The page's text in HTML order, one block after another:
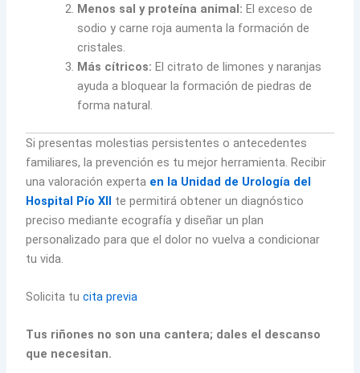
Menos sal y proteína animal: El exceso de
sodio y carne roja aumenta la formación de
cristales.
Más cítricos: El citrato de limones y naranjas
ayuda a bloquear la formación de piedras de
forma natural.
Si presentas molestias persistentes o antecedentes
familiares, la prevención es tu mejor herramienta. Recibir
una valoración experta en la Unidad de Urología del
Hospital Pío XII te permitirá obtener un diagnóstico
preciso mediante ecografía y diseñar un plan
personalizado para que el dolor no vuelva a condicionar
tu vida.
Solicita tucita previa
Tus riñones no son una cantera; dales el descanso
que necesitan.